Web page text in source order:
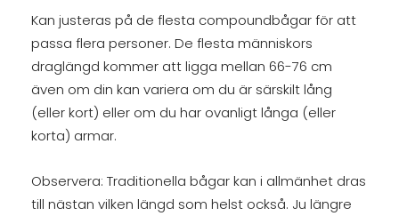
Kan justeras på de flesta compoundbågar för att
passa flera personer. De flesta människors
draglängd kommer att ligga mellan 66-76 cm
även om din kan variera om du är särskilt lång
(eller kort) eller om du har ovanligt långa (eller
korta) armar.
Observera: Traditionella bågar kan i allmänhet dras
till nästan vilken längd som helst också. Ju längre